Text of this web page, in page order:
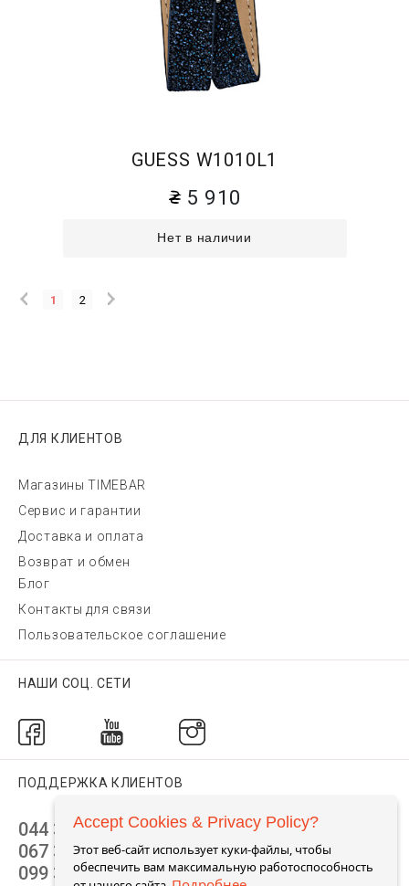
GUESS W1010L1
5 910
Нет в наличии
1 2
ДЛЯ КЛИЕНТОВ
Магазины TIMEBAR
Сервис и гарантии
Доставка и оплата
Возврат и обмен
Блог
Контакты для связи
Пользовательское соглашение
НАШИ СОЦ. СЕТИ
ПОДДЕРЖКА КЛИЕНТОВ
044 392 44 45
067 344 14 44 (viber)
099 399 23 80
Accept Cookies & Privacy Policy?
Этот веб-сайт использует куки-файлы, чтобы
обеспечить вам максимальную работоспособность